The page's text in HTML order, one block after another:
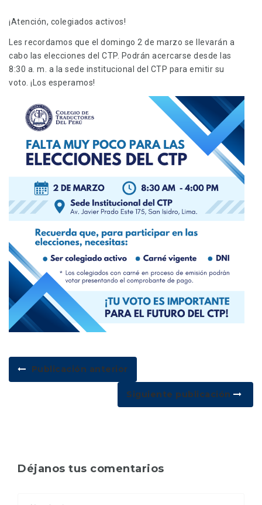
¡Atención, colegiados activos!
Les recordamos que el domingo 2 de marzo se llevarán a
cabo las elecciones del CTP. Podrán acercarse desde las
8:30 a. m. a la sede institucional del CTP para emitir su
voto. ¡Los esperamos!
Publicación anterior
Siguiente publicación
Déjanos tus comentarios